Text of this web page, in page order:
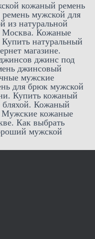
кожаный ремень
мужской для
из натуральной
Кожаные
натуральный
магазине.
джинс под
джинсовый
мужские
для брюк мужской
Купить кожаный
бляхой. Кожаный
Мужские кожаные
Как выбрать
мужской